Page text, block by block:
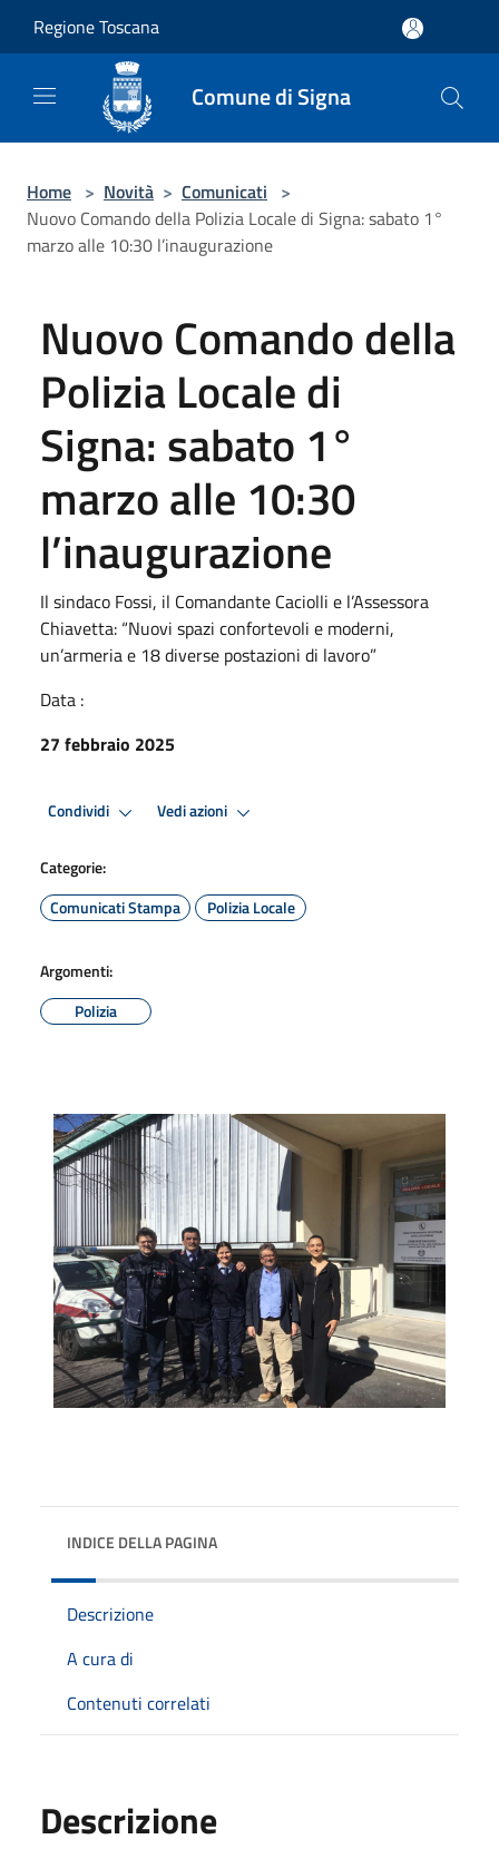
Regione Toscana
Comune di Signa
Home > Novità > Comunicati >
Nuovo Comando della Polizia Locale di Signa: sabato 1°
marzo alle 10:30 l’inaugurazione
Nuovo Comando della
Polizia Locale di
Signa: sabato 1°
marzo alle 10:30
l’inaugurazione
Il sindaco Fossi, il Comandante Caciolli e l’Assessora
Chiavetta: “Nuovi spazi confortevoli e moderni,
un’armeria e 18 diverse postazioni di lavoro”
Data :
27 febbraio 2025
Condividi Vedi azioni
Categorie:
Comunicati Stampa
Polizia Locale
Argomenti:
Polizia
INDICE DELLA PAGINA
Descrizione
A cura di
Contenuti correlati
Descrizione